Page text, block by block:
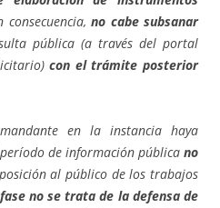
consecuencia, no cabe subsanar
pública (a través del portal
con el trámite posterior
en la instancia haya
de información pública no
al público de los trabajos
no se trata de la defensa de